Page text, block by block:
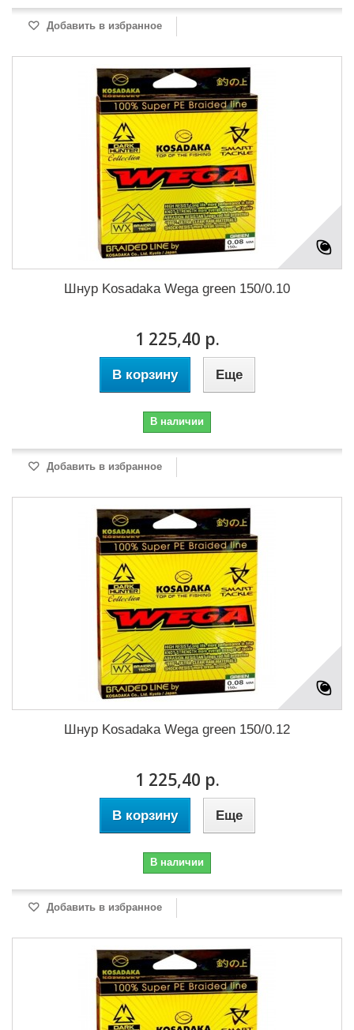
Добавить в избранное
Шнур Kosadaka Wega green 150/0.10
1 225,40 р.
В корзину Еще
В наличии
Добавить в избранное
Шнур Kosadaka Wega green 150/0.12
1 225,40 р.
В корзину Еще
В наличии
Добавить в избранное